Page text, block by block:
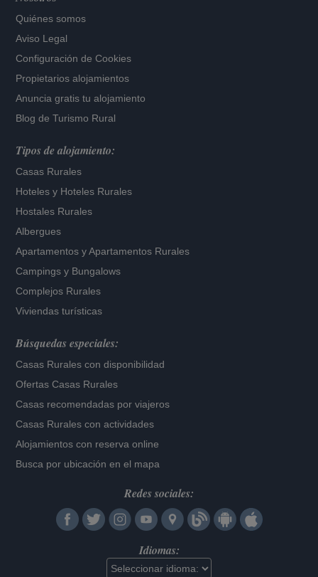
Quiénes somos
Aviso Legal
Configuración de Cookies
Propietarios alojamientos
Anuncia gratis tu alojamiento
Blog de Turismo Rural
Tipos de alojamiento:
Casas Rurales
Hoteles y Hoteles Rurales
Hostales Rurales
Albergues
Apartamentos yApartamentos Rurales
Campings y Bungalows
Complejos Rurales
Viviendas turísticas
Búsquedas especiales:
Casas Rurales con disponibilidad
Ofertas Casas Rurales
Casas recomendadas por viajeros
Casas Rurales con actividades
Alojamientos con reserva online
Busca por ubicación en el mapa
Redes sociales:
Idiomas: